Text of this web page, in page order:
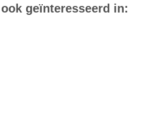
geïnteresseerd in: